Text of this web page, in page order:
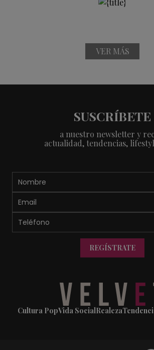
VER MÁS
SUSCRÍBETE
a nuestro newsletter y
actualidad, tendencias,
REGÍSTRATE
Cultura PopVida SocialRealeza